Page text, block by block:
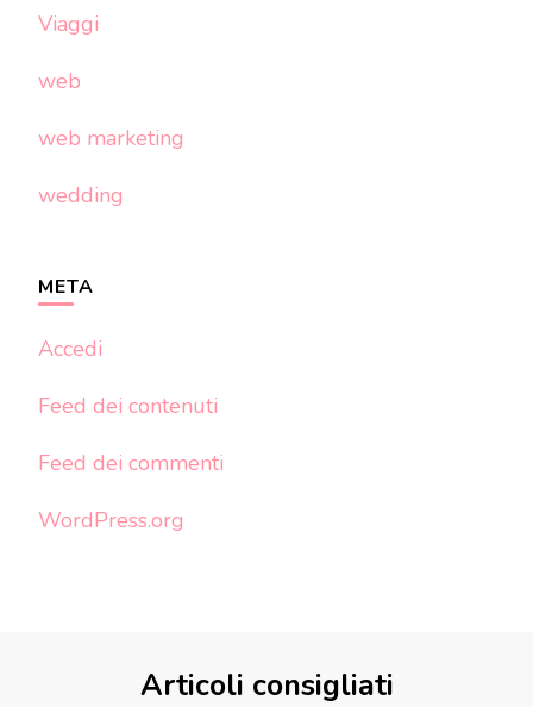
Viaggi
web
web marketing
wedding
META
Accedi
Feed dei contenuti
Feed dei commenti
WordPress.org
Articoli consigliati